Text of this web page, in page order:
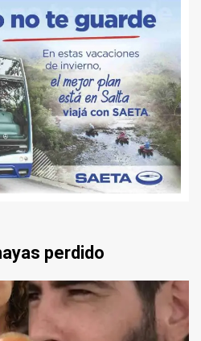
perdido